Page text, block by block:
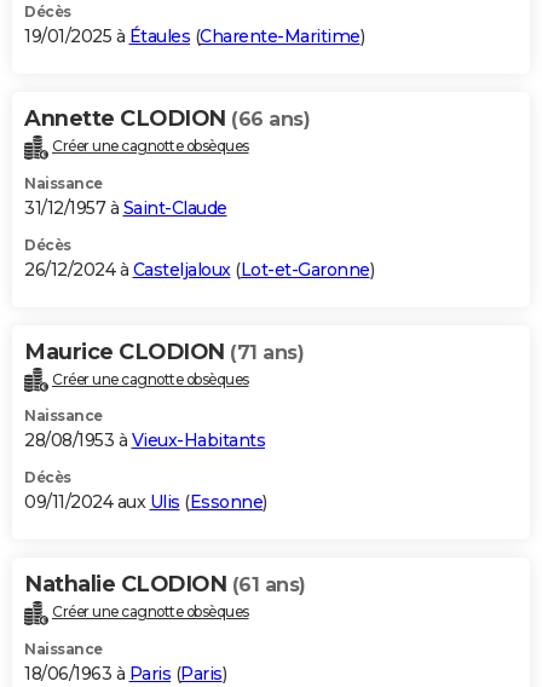
Décès
19/01/2025 à Étaules (Charente-Maritime)
Annette CLODION (66 ans)
Créer une cagnotte obsèques
Naissance
31/12/1957 à Saint-Claude
Décès
26/12/2024 à Casteljaloux (Lot-et-Garonne)
Maurice CLODION (71 ans)
Créer une cagnotte obsèques
Naissance
28/08/1953 à Vieux-Habitants
Décès
09/11/2024 aux Ulis (Essonne)
Nathalie CLODION (61 ans)
Créer une cagnotte obsèques
Naissance
18/06/1963 à Paris (Paris)